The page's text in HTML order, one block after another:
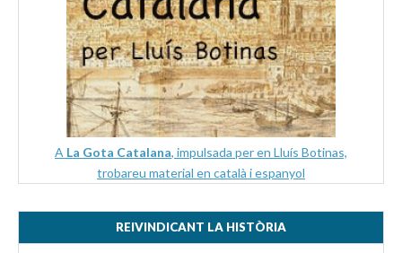
A La Gota Catalana, impulsada per en Lluís Botinas,
trobareu material en català i espanyol
REIVINDICANT LA HISTÒRIA